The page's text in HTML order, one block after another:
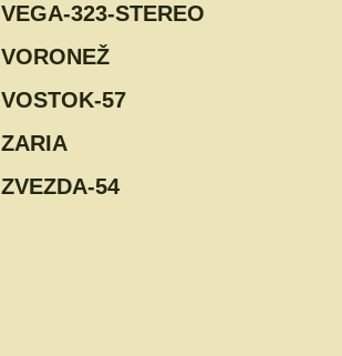
VEGA-323-STEREO
VORONEŽ
VOSTOK-57
ZARIA
ZVEZDA-54